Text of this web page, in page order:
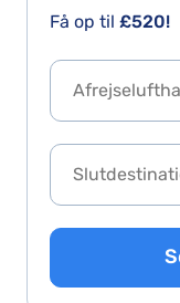
Få op til £520!